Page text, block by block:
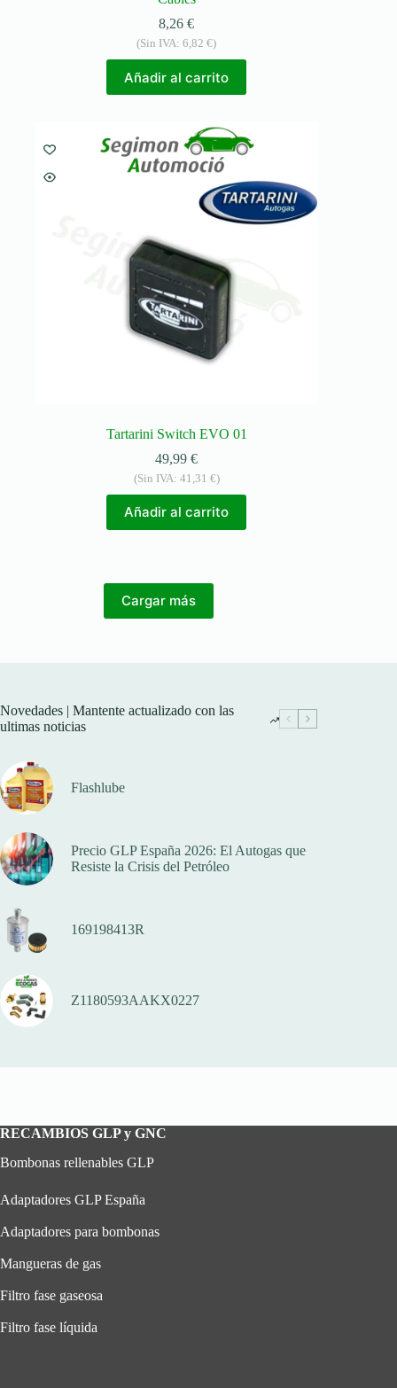
8,26€
(Sin IVA:6,82€)
Añadir al carrito
Tartarini Switch EVO 01
49,99€
(Sin IVA: 41,31 €)
Añadir al carrito
Cargar más
Novedades | Mantente actualizado con las
ultimas noticias
Flashlube
Precio GLP España 2026: El Autogas que
Resiste la Crisis del Petróleo
169198413R
Z1180593AAKX0227
RECAMBIOS GLP y GNC
Bombonas rellenables GLP
Adaptadores GLP España
Adaptadores para bombonas
Mangueras de gas
Filtro fase gaseosa
Filtro fase líquida